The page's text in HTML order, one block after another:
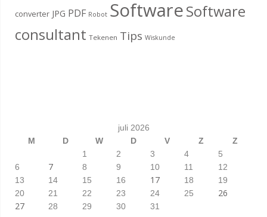
converter JPG PDF Robot SoftwareSoftware
consultant Tekenen Tips Wiskunde
juli 2026
M
D W D V Z
Z
1
2 3 4
5
6
7 8 9 10 11
12
13
14 15 16 17 18
19
20
21 22 23 24 25
26
27
28 29 30 31